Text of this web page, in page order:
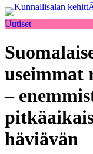
Siirry
sisältöön
Uutiset
–
häviävän